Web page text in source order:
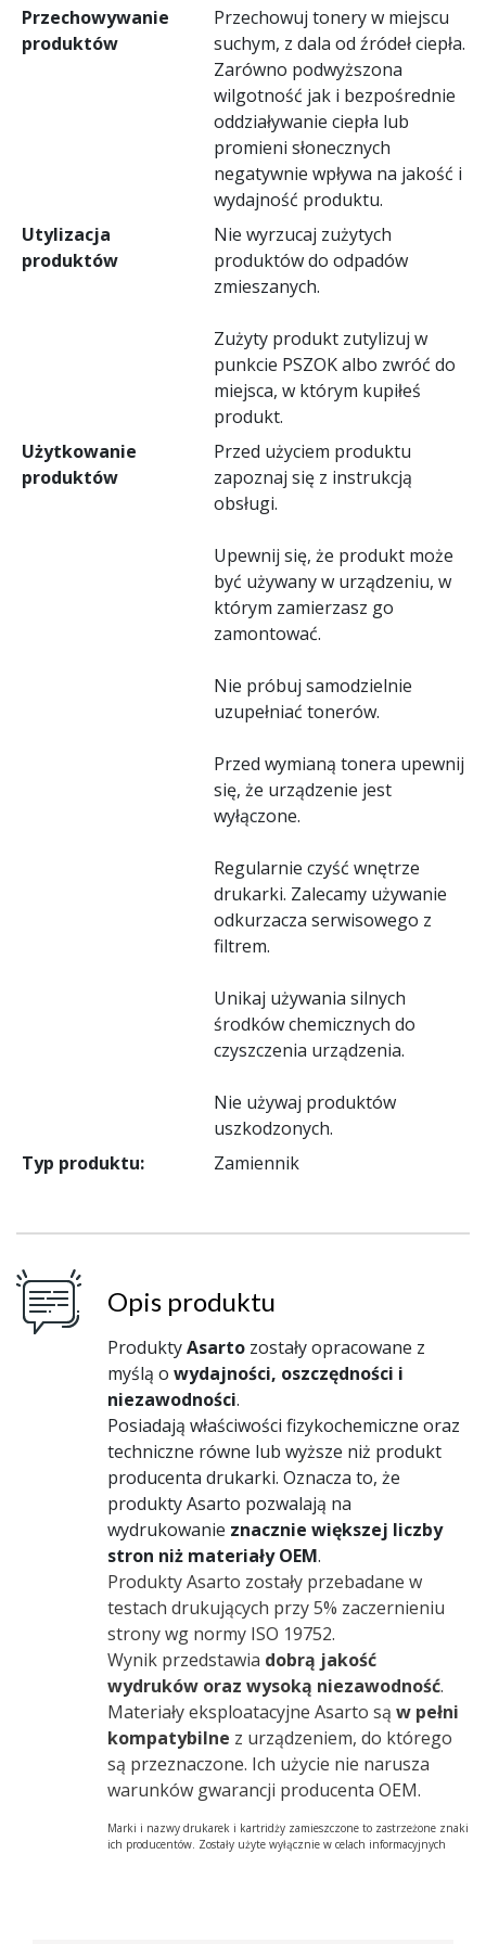
Przechowywanie
produktów
Przechowuj tonery w miejscu
suchym, z dala od źródeł ciepła.
Zarówno podwyższona
wilgotność jak i bezpośrednie
oddziaływanie ciepła lub
promieni słonecznych
negatywnie wpływa na jakość i
wydajność produktu.
Utylizacja
produktów
Nie wyrzucaj zużytych
produktów do odpadów
zmieszanych.
Zużyty produkt zutylizuj w
punkcie PSZOK albo zwróć do
miejsca, w którym kupiłeś
produkt.
Użytkowanie
produktów
Przed użyciem produktu
zapoznaj się z instrukcją
obsługi.
Upewnij się, że produkt może
być używany w urządzeniu, w
którym zamierzasz go
zamontować.
Nie próbuj samodzielnie
uzupełniać tonerów.
Przed wymianą tonera upewnij
się, że urządzenie jest
wyłączone.
Regularnie czyść wnętrze
drukarki. Zalecamy używanie
odkurzacza serwisowego z
filtrem.
Unikaj używania silnych
środków chemicznych do
czyszczenia urządzenia.
Nie używaj produktów
uszkodzonych.
Typ produktu:
Zamiennik
Opis produktu
ProduktyAsarto zostały opracowane z
myślą o wydajności, oszczędności i
niezawodności.
Posiadają właściwości fizykochemiczne oraz
techniczne równe lub wyższe niż produkt
producenta drukarki. Oznacza to, że
produkty Asarto pozwalają na
wydrukowanie znacznie większej liczby
stron niż materiały OEM.
Produkty Asarto zostały przebadane w
testach drukujących przy 5% zaczernieniu
strony wg normy ISO 19752.
Wynik przedstawia dobrą jakość
wydruków oraz wysoką niezawodność.
Materiały eksploatacyjne Asarto są w pełni
kompatybilne z urządzeniem, do którego
są przeznaczone. Ich użycie nie narusza
warunków gwarancji producenta OEM.
Marki i nazwy drukarek i kartridży zamieszczone to zastrzeżone znaki
ich producentów. Zostały użyte wyłącznie w celach informacyjnych